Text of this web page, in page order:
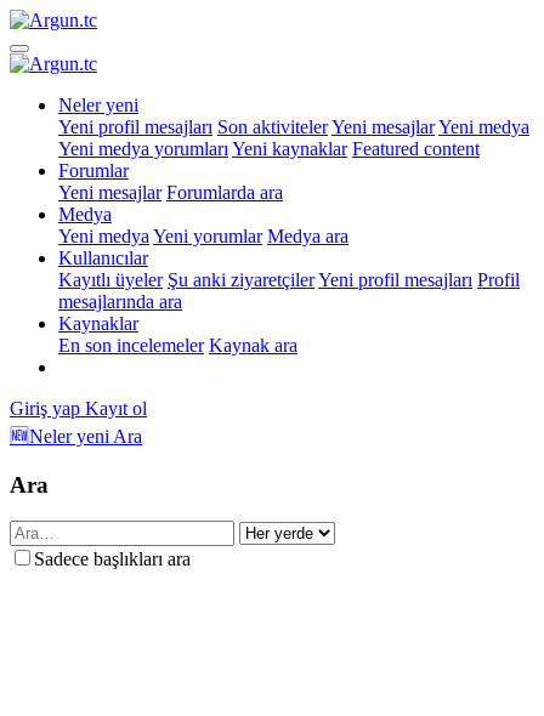
Neler yeni
Yeni profil mesajları Son aktivitelerYeni mesajlarYeni medya
Yeni medya yorumları Yeni kaynaklar Featured content
Forumlar
Yeni mesajlar Forumlarda ara
Medya
Yeni medya Yeni yorumlar Medya ara
Kullanıcılar
Kayıtlı üyeler Şu anki ziyaretçilerYeni profil mesajları Profil
mesajlarında ara
Kaynaklar
En son incelemeler Kaynak ara
Giriş yap Kayıt ol
🆕Neler yeni Ara
Ara
Sadece başlıkları ara